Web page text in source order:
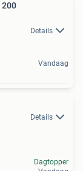
Details
Vandaag
Details
Dagtopper